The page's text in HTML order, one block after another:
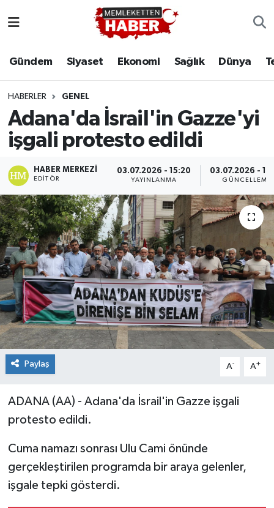
Gündem Siyaset Ekonomi Sağlık Dünya
HABERLER GENEL
Adana'da İsrail'in Gazze'yi
işgali protesto edildi
HABER MERKEZI
EDITÖR
03.07.2026 - 15:20
YAYINLANMA
03.07.2026 -
GÜNCELLEME
Paylaş A- A+
ADANA (AA) - Adana'da İsrail'in Gazze işgali
protesto edildi.
Cuma namazı sonrası Ulu Cami önünde
gerçekleştirilen programda bir araya gelenler,
işgale tepki gösterdi.